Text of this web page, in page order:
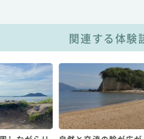
関連する体験